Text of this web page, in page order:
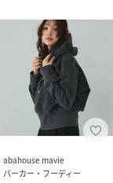
abahouse mavie
パーカー・フーディー